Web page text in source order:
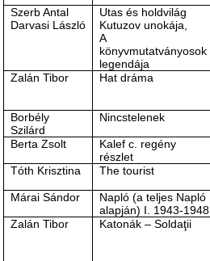
Szerb Antal
Darvasi László
Utas és holdvilág
Kutuzov unokája,
A
könyvmutatványosok
legendája
Zalán Tibor Hat dráma
Borbély
Szilárd
Nincstelenek
Berta Zsolt
Kalef c. regény
részlet
Tóth Krisztina
The tourist
Márai Sándor
Napló (a teljes Napló
alapján) I. 1943-1948
Zalán Tibor
Katonák ‒ Soldaţii